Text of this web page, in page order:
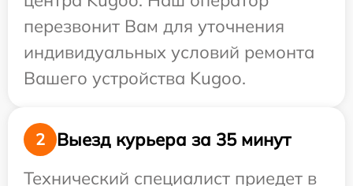
перезвонит Вам для уточнения
индивидуальных условий ремонта
Вашего устройства Kugoo.
2
Выезд курьера за 35 минут
Технический специалист приедет в